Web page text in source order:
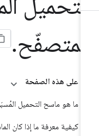
.
على هذه الصفحة
ما هو ماسح التحميل المُسبَق؟
كيفية معرفة ما إذا كان